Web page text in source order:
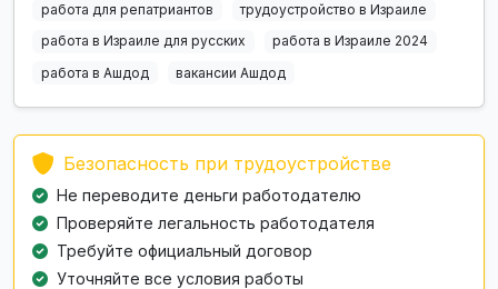
работа для репатриантов
трудоустройство в Израиле
работа в Израиле для русских
работа в Израиле 2024
работа в Ашдод
вакансии Ашдод
Безопасность при трудоустройстве
Не переводите деньги работодателю
Проверяйте легальность работодателя
Требуйте официальный договор
Уточняйте все условия работы